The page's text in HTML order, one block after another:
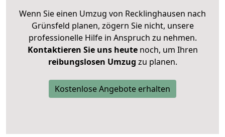
Wenn Sie einen Umzug von Recklinghausen nach
Grünsfeld planen, zögern Sie nicht, unsere
professionelle Hilfe in Anspruch zu nehmen.
Kontaktieren Sie uns heutenoch, um Ihren
reibungslosen Umzug zu planen.
Kostenlose Angebote erhalten